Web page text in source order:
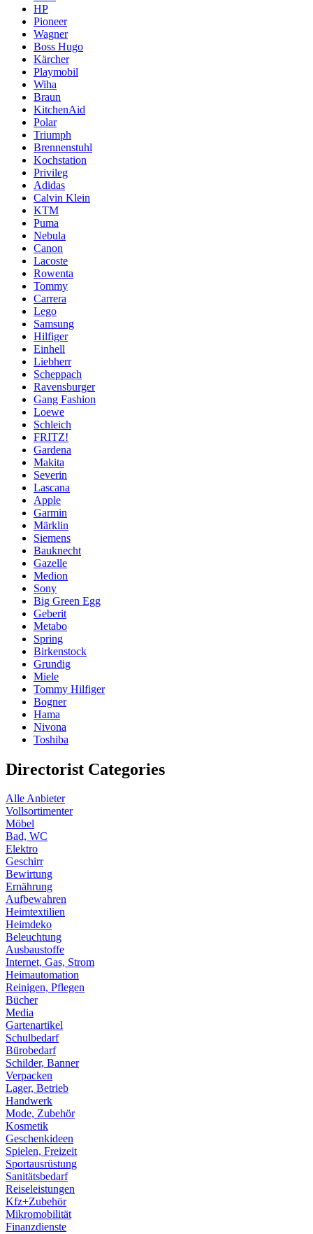
HP
Pioneer
Wagner
Boss Hugo
Kärcher
Playmobil
Wiha
Braun
KitchenAid
Polar
Triumph
Brennenstuhl
Kochstation
Privileg
Adidas
Calvin Klein
KTM
Puma
Nebula
Canon
Lacoste
Rowenta
Tommy
Carrera
Lego
Samsung
Hilfiger
Einhell
Liebherr
Scheppach
Ravensburger
Gang Fashion
Loewe
Schleich
FRITZ!
Gardena
Makita
Severin
Lascana
Apple
Garmin
Märklin
Siemens
Bauknecht
Gazelle
Medion
Sony
Big Green Egg
Geberit
Metabo
Spring
Birkenstock
Grundig
Miele
Tommy Hilfiger
Bogner
Hama
Nivona
Toshiba
Directorist Categories
Alle Anbieter
Vollsortimenter
Möbel
Bad, WC
Elektro
Geschirr
Bewirtung
Ernährung
Aufbewahren
Heimtextilien
Heimdeko
Beleuchtung
Ausbaustoffe
Internet, Gas, Strom
Heimautomation
Reinigen, Pflegen
Bücher
Media
Gartenartikel
Schulbedarf
Bürobedarf
Schilder, Banner
Verpacken
Lager, Betrieb
Handwerk
Mode, Zubehör
Kosmetik
Geschenkideen
Spielen, Freizeit
Sportausrüstung
Sanitätsbedarf
Reiseleistungen
Kfz+Zubehör
Mikromobilität
Finanzdienste